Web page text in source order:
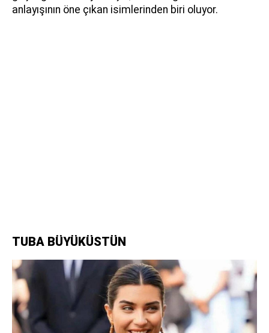
anlayışının öne çıkan isimlerinden biri oluyor.
TUBA BÜYÜKÜSTÜN